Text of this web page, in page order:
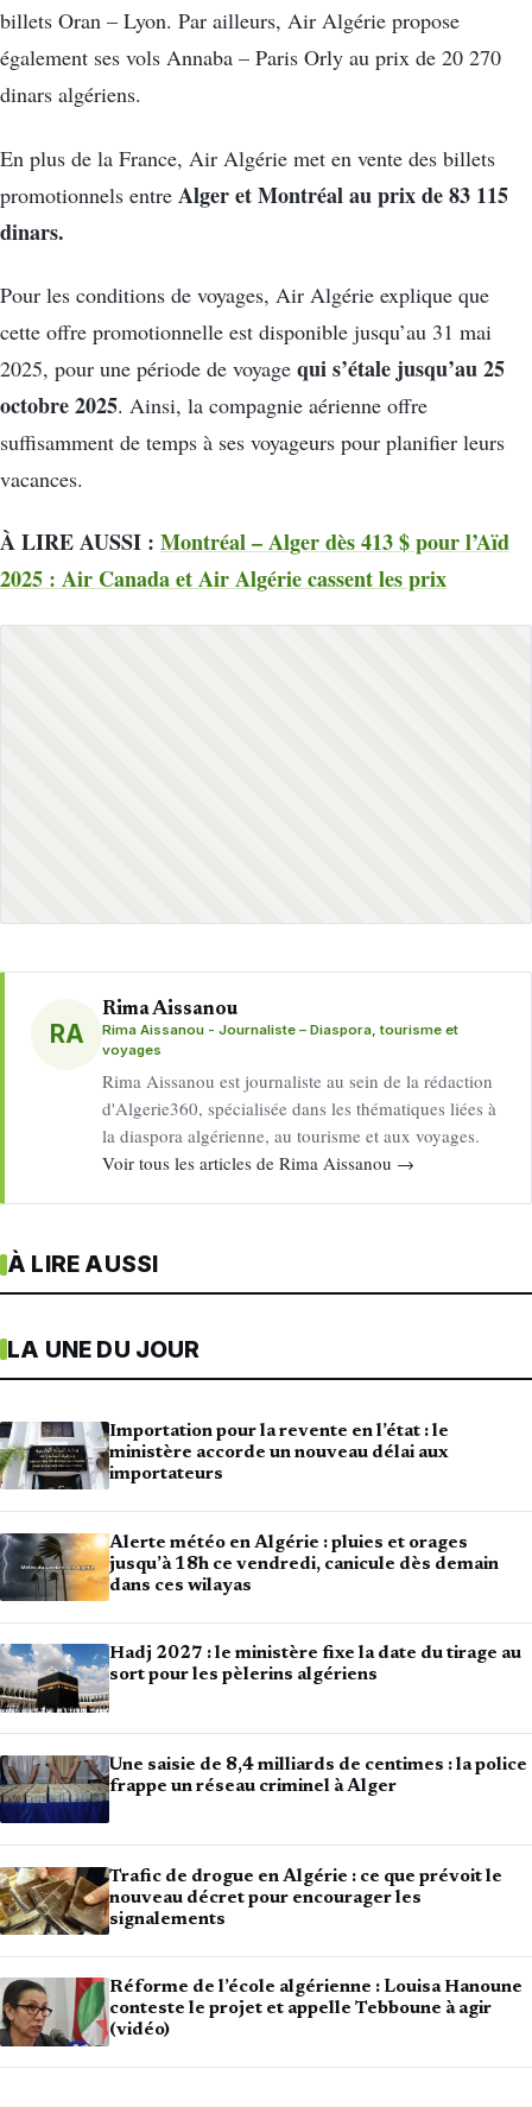
billets Oran – Lyon. Par ailleurs, Air Algérie propose
également ses vols Annaba – Paris Orly au prix de 20 270
dinars algériens.
En plus de la France, Air Algérie met en vente des billets
promotionnels entre Alger et Montréal au prix de 83 115
dinars.
Pour les conditions de voyages, Air Algérie explique que
cette offre promotionnelle est disponible jusqu’au 31 mai
2025, pour une période de voyage qui s’étale jusqu’au 25
octobre 2025. Ainsi, la compagnie aérienne offre
suffisamment de temps à ses voyageurs pour planifier leurs
vacances.
À LIRE AUSSI : Montréal – Alger dès 413 $ pour l’Aïd
2025 : Air Canada et Air Algérie cassent les prix
RA
Rima Aissanou
Rima Aissanou - Journaliste – Diaspora, tourisme et
voyages
Rima Aissanou est journaliste au sein de la rédaction
d'Algerie360, spécialisée dans les thématiques liées à
la diaspora algérienne, au tourisme et aux voyages.
Voir tous les articles de Rima Aissanou →
À LIRE AUSSI
LA UNE DU JOUR
Importation pour la revente en l’état : le
ministère accorde un nouveau délai aux
importateurs
Alerte météo en Algérie : pluies et orages
jusqu’à 18h ce vendredi, canicule dès demain
dans ces wilayas
Hadj 2027 : le ministère fixe la date du tirage au
sort pour les pèlerins algériens
Une saisie de 8,4 milliards de centimes : la police
frappe un réseau criminel à Alger
Trafic de drogue en Algérie : ce que prévoit le
nouveau décret pour encourager les
signalements
Réforme de l’école algérienne : Louisa Hanoune
conteste le projet et appelle Tebboune à agir
(vidéo)